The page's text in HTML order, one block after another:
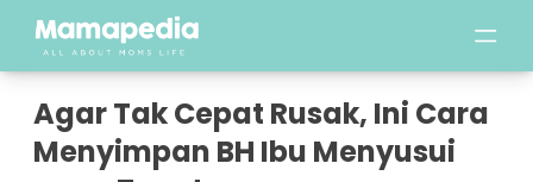
Agar Tak Cepat Rusak, Ini Cara
Menyimpan BH Ibu Menyusui